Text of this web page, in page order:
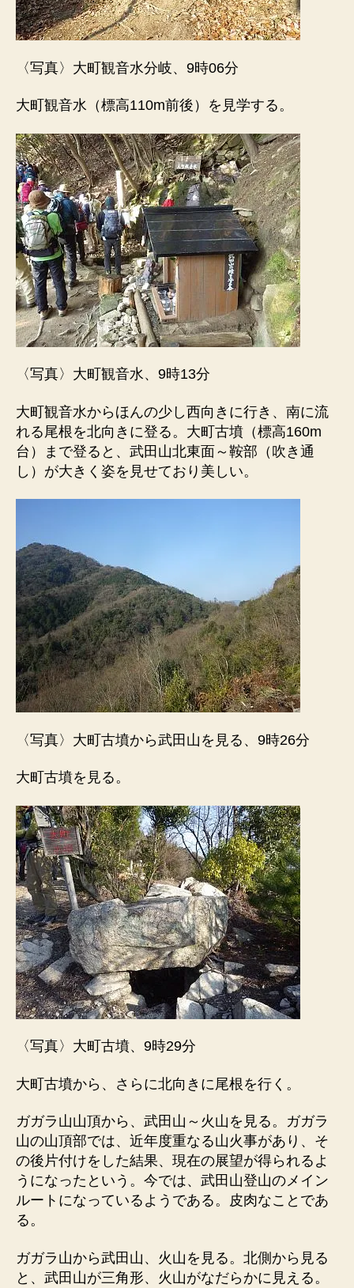
〈写真〉大町観音水分岐、9時06分
大町観音水（標高110m前後）を見学する。
〈写真〉大町観音水、9時13分
大町観音水からほんの少し西向きに行き、南に流
れる尾根を北向きに登る。大町古墳（標高160m
台）まで登ると、武田山北東面～鞍部（吹き通
し）が大きく姿を見せており美しい。
〈写真〉大町古墳から武田山を見る、9時26分
大町古墳を見る。
〈写真〉大町古墳、9時29分
大町古墳から、さらに北向きに尾根を行く。
ガガラ山山頂から、武田山～火山を見る。ガガラ
山の山頂部では、近年度重なる山火事があり、そ
の後片付けをした結果、現在の展望が得られるよ
うになったという。今では、武田山登山のメイン
ルートになっているようである。皮肉なことであ
る。
ガガラ山から武田山、火山を見る。北側から見る
と、武田山が三角形、火山がなだらかに見える。